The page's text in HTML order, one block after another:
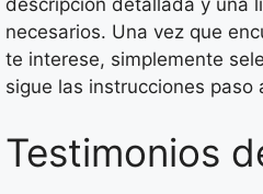
descripción detallada y una
necesarios. Una vez que
te interese, simplemente
sigue las instrucciones paso
Testimonios